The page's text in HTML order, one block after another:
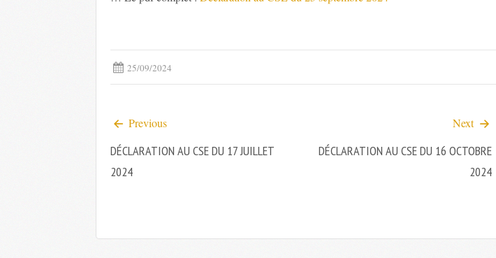
25/09/2024
Previous
DÉCLARATION AU CSE DU 17 JUILLET
2024
Next
DÉCLARATION AU CSE DU 16 OCTOBRE
2024